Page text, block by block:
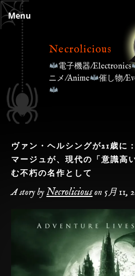
Skip
to
content
Menu
Necrolicious
電子機器/Electronics
ニメ/Anime
催し物/
ヴァン・ヘルシングが21歳に
マージュが、現代の「意識高
む不朽の名作として
A story by Necroliciouson 5月 11,